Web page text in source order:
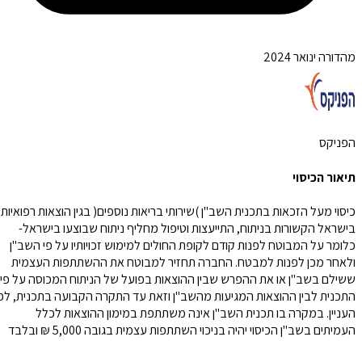
מהדורה ינואר 2024
הפניקס
תיאור הכיסוי
כיסוי מעל הזכאות בתכנית השב"ן )שירותי בריאות נוספים( בגין הוצאות רפואיות
בישראל הקשורות בניתוח, התייעצות וטיפול מחליף ניתוח שבוצעו בישראל-
כלומר על המבוטח לפנות קודם לקופת החולים למימוש זכויותיו על פי השב"ן
ולאחר מכן לפנות למבטח. החברה תחזיר למבוטח את ההשתתפות העצמית
ששילם בשב"ן או את ההפרש שבין ההוצאות בפועל של הניתוח המכוסה על פי
התכנית לבין ההוצאות המגיעות מהשב"ן וזאת עד התקרה הקבועה בתכנית, לפי
העניין. במקרה בו תכנית השב"ן אינה משתתפת במימון ההוצאות לכלל
העמיתים בשב"ן הכיסוי יהיה בניכוי השתתפות עצמית בגובה 5,000 ₪ ובלבד